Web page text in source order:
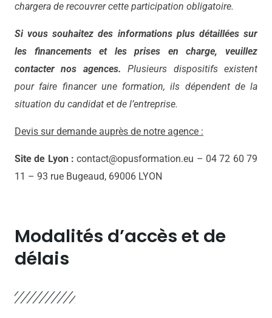
chargera de recouvrer cette participation obligatoire.
Si vous souhaitez des informations plus détaillées sur
les financements et les prises en charge, veuillez
contacter nos agences. Plusieurs dispositifs existent
pour faire financer une formation, ils dépendent de la
situation du candidat et de l’entreprise.
Devis sur demande auprès de notre agence :
Site de Lyon : contact@opusformation.eu – 04 72 60 79
11 – 93 rue Bugeaud, 69006 LYON
Modalités d’accès et de
délais